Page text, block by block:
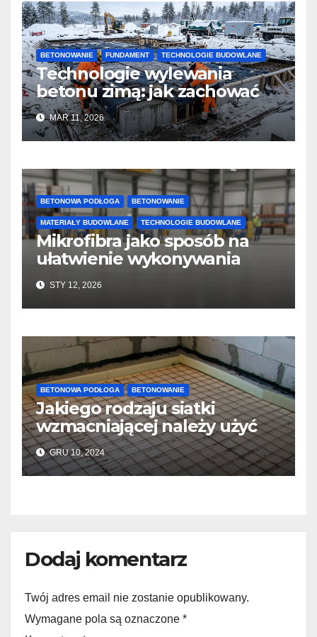
BETONOWANIE FUNDAMENT TECHNOLOGIE BUDOWLANE
Technologie wylewania
betonu zimą: jak zachować
jakość i przyspieszyć
twardnienie
MAR 11, 2026
BETONOWA PODŁOGA BETONOWANIE
MATERIAŁY BUDOWLANE TECHNOLOGIE BUDOWLANE
Mikrofibra jako sposób na
ułatwienie wykonywania
posadzek betonowych i
konstrukcji
STY 12, 2026
BETONOWA PODŁOGA BETONOWANIE
Jakiego rodzaju siatki
wzmacniającej należy użyć
do wylewek podłogowych?
GRU 10, 2024
Dodaj komentarz
Twój adres email nie zostanie opublikowany.
Wymagane pola są oznaczone *